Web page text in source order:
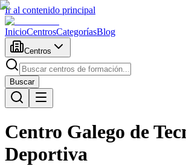
Ir al contenido principal
InicioCentrosCategoríasBlog
Centros
Buscar
Centro Galego de
Deportiva